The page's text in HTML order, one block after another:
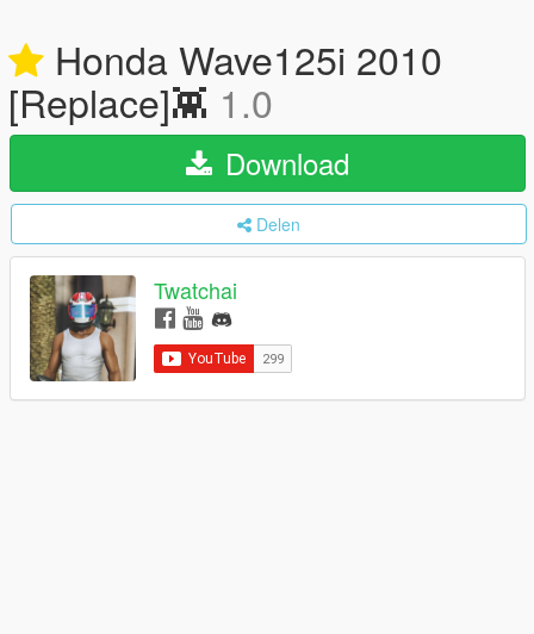
Honda Wave125i 2010
[Replace]👾 1.0
Download
Delen
Twatchai